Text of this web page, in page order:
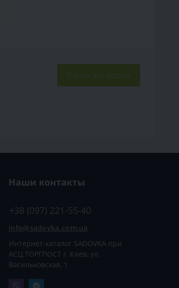
Написать отзыв
Наши контакты
+38 (097) 221-55-40
info@sadovka.com.ua
Интернет-каталог SADOVKA при
АСЦ ТОРГПОСТ г. Киев, ул.
Васильковская, 1